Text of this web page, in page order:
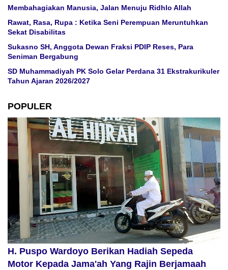
Membahagiakan Manusia, Jalan Menuju Ridhlo Allah
Rawat, Rasa, Rupa : Ketika Seni Perempuan Meruntuhkan
Sekat Disabilitas
Sukasno SH, Anggota Dewan Fraksi PDIP Reses, Para
Seniman Bergabung
SD Muhammadiyah PK Solo Gelar Perdana 31 Ekstrakurikuler
Tahun Ajaran 2026/2027
POPULER
H. Puspo Wardoyo Berikan Hadiah Sepeda
Motor Kepada Jama'ah Yang Rajin Berjamaah